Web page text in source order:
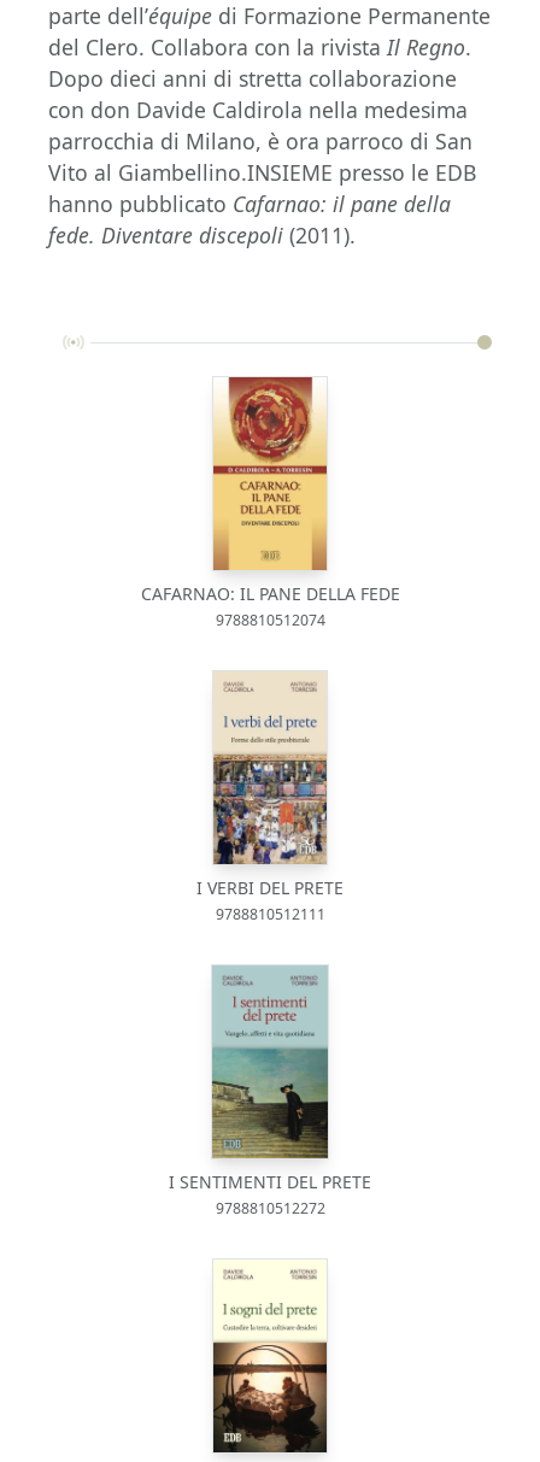
parte dell’équipe di Formazione Permanente
del Clero. Collabora con la rivistaIl Regno.
Dopo dieci anni di stretta collaborazione
con don Davide Caldirola nella medesima
parrocchia di Milano, è ora parroco di San
Vito al Giambellino.INSIEME presso le EDB
hanno pubblicato Cafarnao: il pane della
fede. Diventare discepoli (2011).
CAFARNAO: IL PANE DELLA FEDE
9788810512074
I VERBI DEL PRETE
9788810512111
I SENTIMENTI DEL PRETE
9788810512272